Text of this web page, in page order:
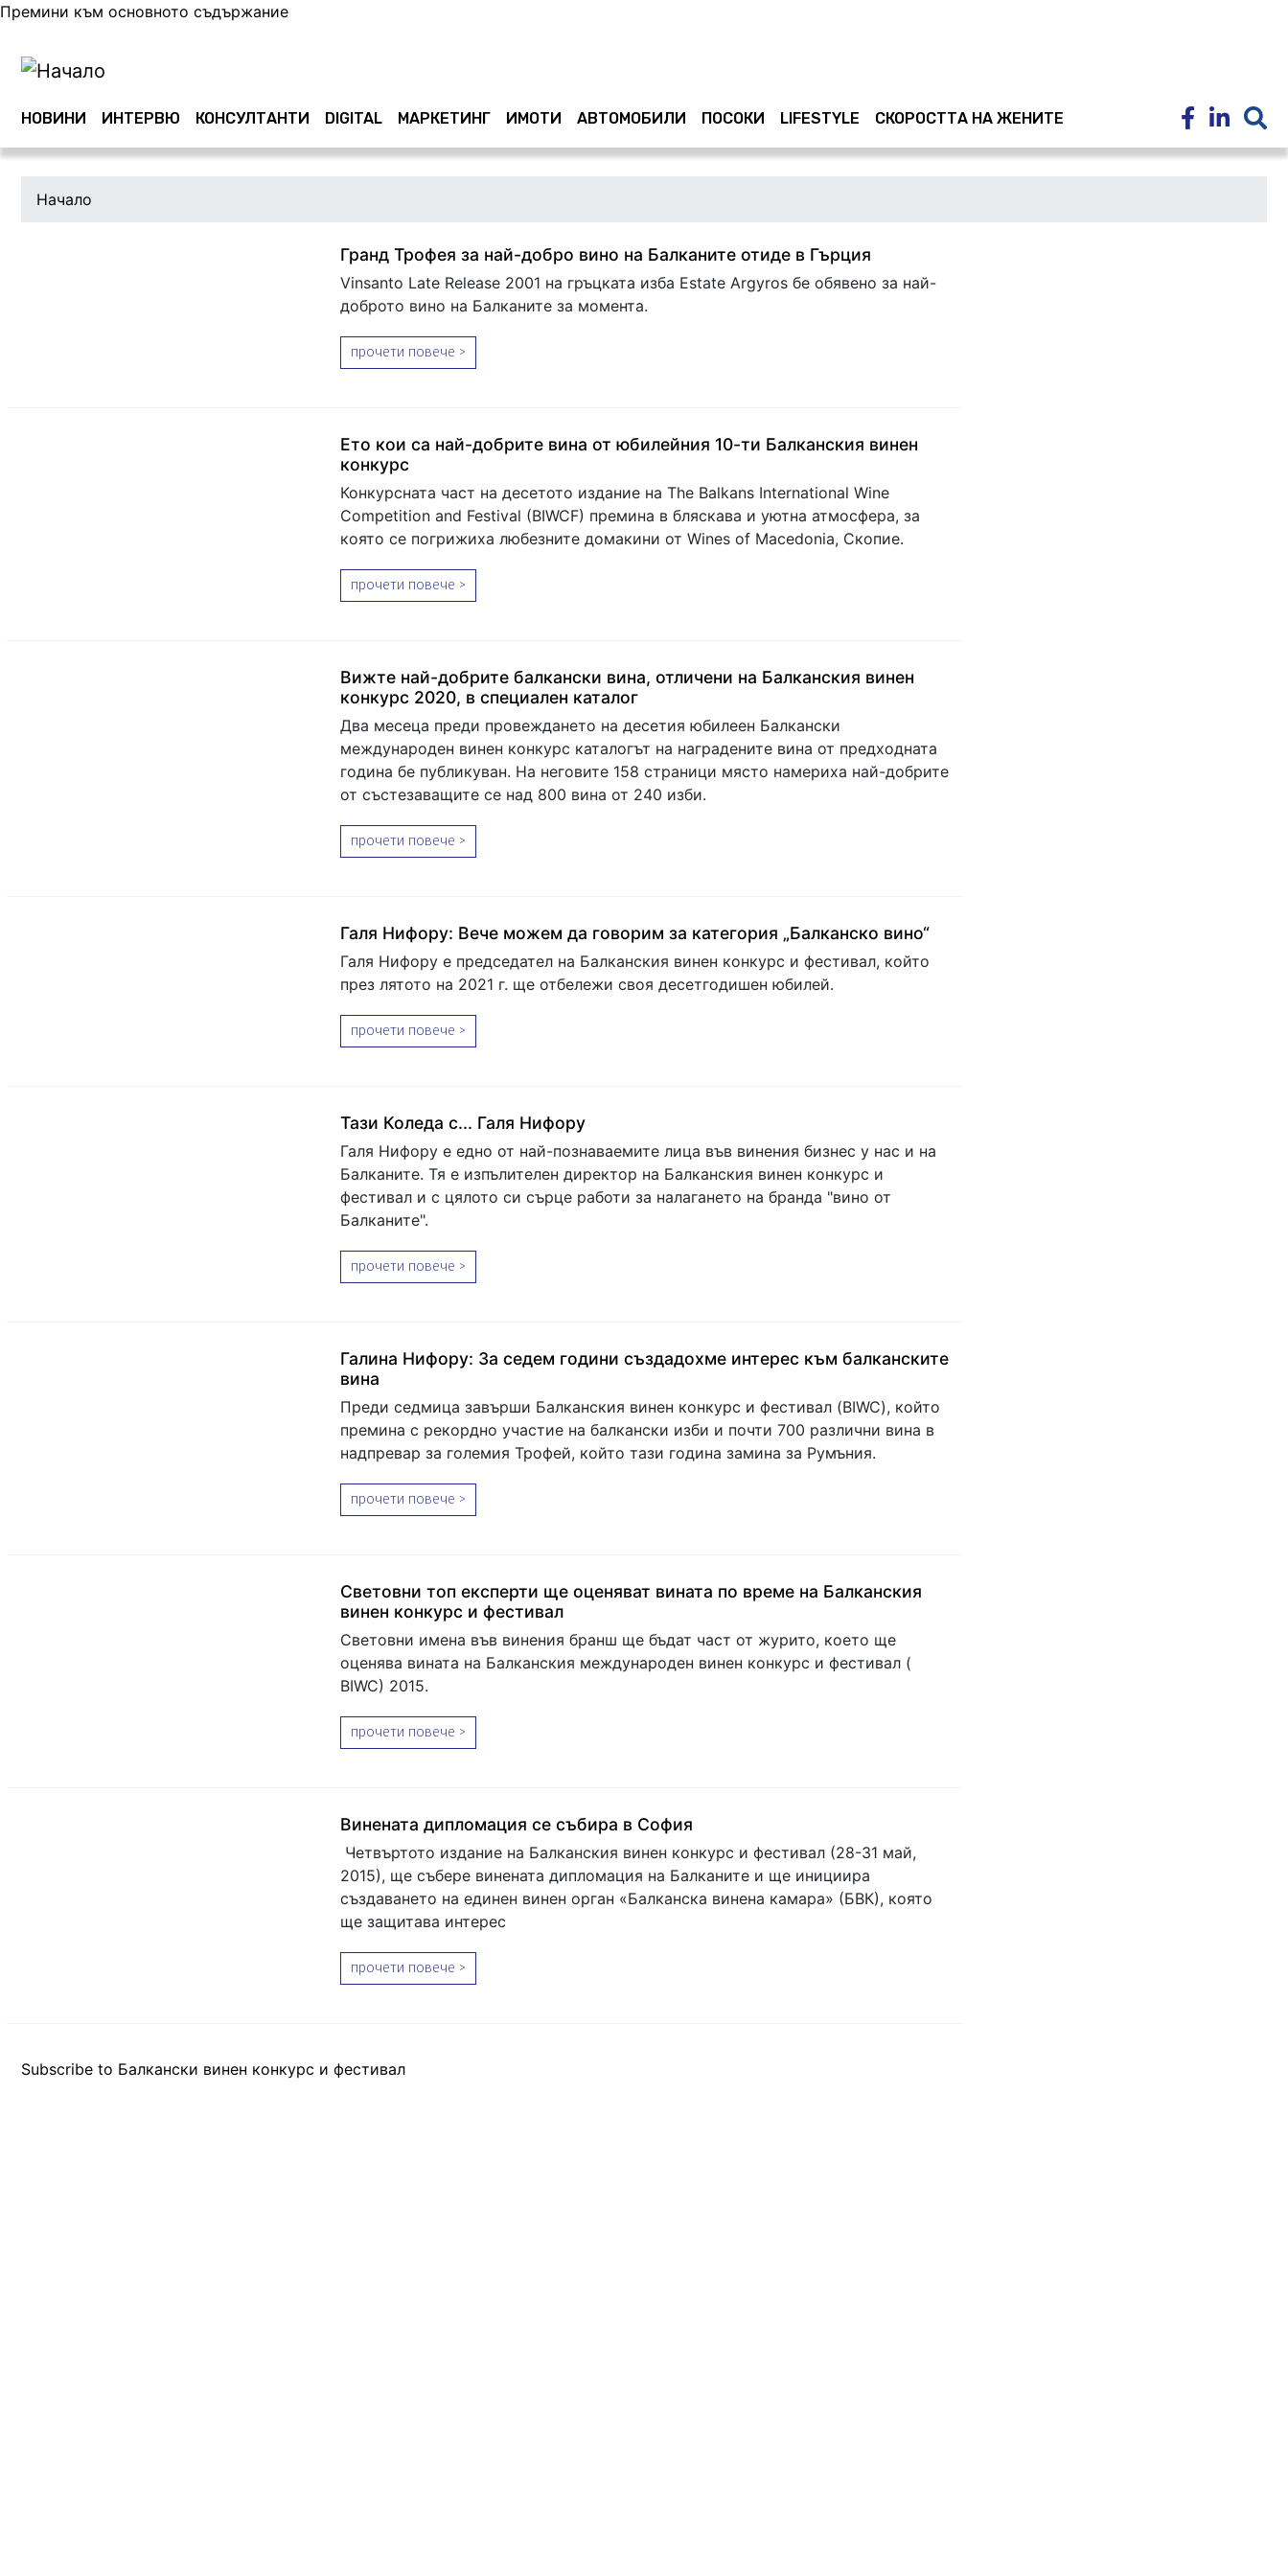
Премини към основното съдържание
Main navigation
НОВИНИ ИНТЕРВЮ КОНСУЛТАНТИ DIGITAL МАРКЕТИНГ ИМОТИ АВТОМОБИЛИ ПОСОКИ LIFESTYLE СКОРОСТТА НА ЖЕНИТЕ
Начало
Гранд Трофея за най-добро вино на Балканите отиде в Гърция
Vinsanto Late Release 2001 на гръцката изба Estate Argyros бе обявено за най-
доброто вино на Балканите за момента.
прочети повече >
Ето кои са най-добрите вина от юбилейния 10-ти Балканския винен
конкурс
Конкурсната част на десетото издание на The Balkans International Wine
Competition and Festival (BIWCF) премина в бляскава и уютна атмосфера, за
която се погрижиха любезните домакини от Wines of Macedonia, Скопие.
прочети повече >
Вижте най-добрите балкански вина, отличени на Балканския винен
конкурс 2020, в специален каталог
Два месеца преди провеждането на десетия юбилеен Балкански
международен винен конкурс каталогът на наградените вина от предходната
година бе публикуван. На неговите 158 страници място намериха най-добрите
от състезаващите се над 800 вина от 240 изби.
прочети повече >
Галя Нифору: Вече можем да говорим за категория „Балканско вино“
Галя Нифору е председател на Балканския винен конкурс и фестивал, който
през лятото на 2021 г. ще отбележи своя десетгодишен юбилей.
прочети повече >
Тази Коледа с... Галя Нифору
Галя Нифору е едно от най-познаваемите лица във винения бизнес у нас и на
Балканите. Тя е изпълителен директор на Балканския винен конкурс и
фестивал и с цялото си сърце работи за налагането на бранда "вино от
Балканите".
прочети повече >
Галина Нифору: За седем години създадохме интерес към балканските
вина
Преди седмица завърши Балканския винен конкурс и фестивал (BIWC), който
премина с рекордно участие на балкански изби и почти 700 различни вина в
надпревар за големия Трофей, който тази година замина за Румъния.
прочети повече >
Световни топ експерти ще оценяват вината по време на Балканския
винен конкурс и фестивал
Световни имена във винения бранш ще бъдат част от журито, което ще
оценява вината на Балканския международен винен конкурс и фестивал (
BIWC) 2015.
прочети повече >
Винената дипломация се събира в София
Четвъртото издание на Балканския винен конкурс и фестивал (28-31 май,
2015), ще събере винената дипломация на Балканите и ще инициира
създаването на единен винен орган «Балканска винена камара» (БВК), която
ще защитава интерес
прочети повече >
Subscribe to Балкански винен конкурс и фестивал